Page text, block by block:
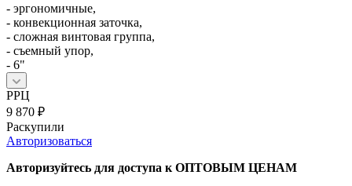
- эргономичные,
- конвекционная заточка,
- сложная винтовая группа,
- съемный упор,
- 6"
РРЦ
9 870 ₽
Раскупили
Авторизоваться
Авторизуйтесь для доступа к ОПТОВЫМ ЦЕНАМ